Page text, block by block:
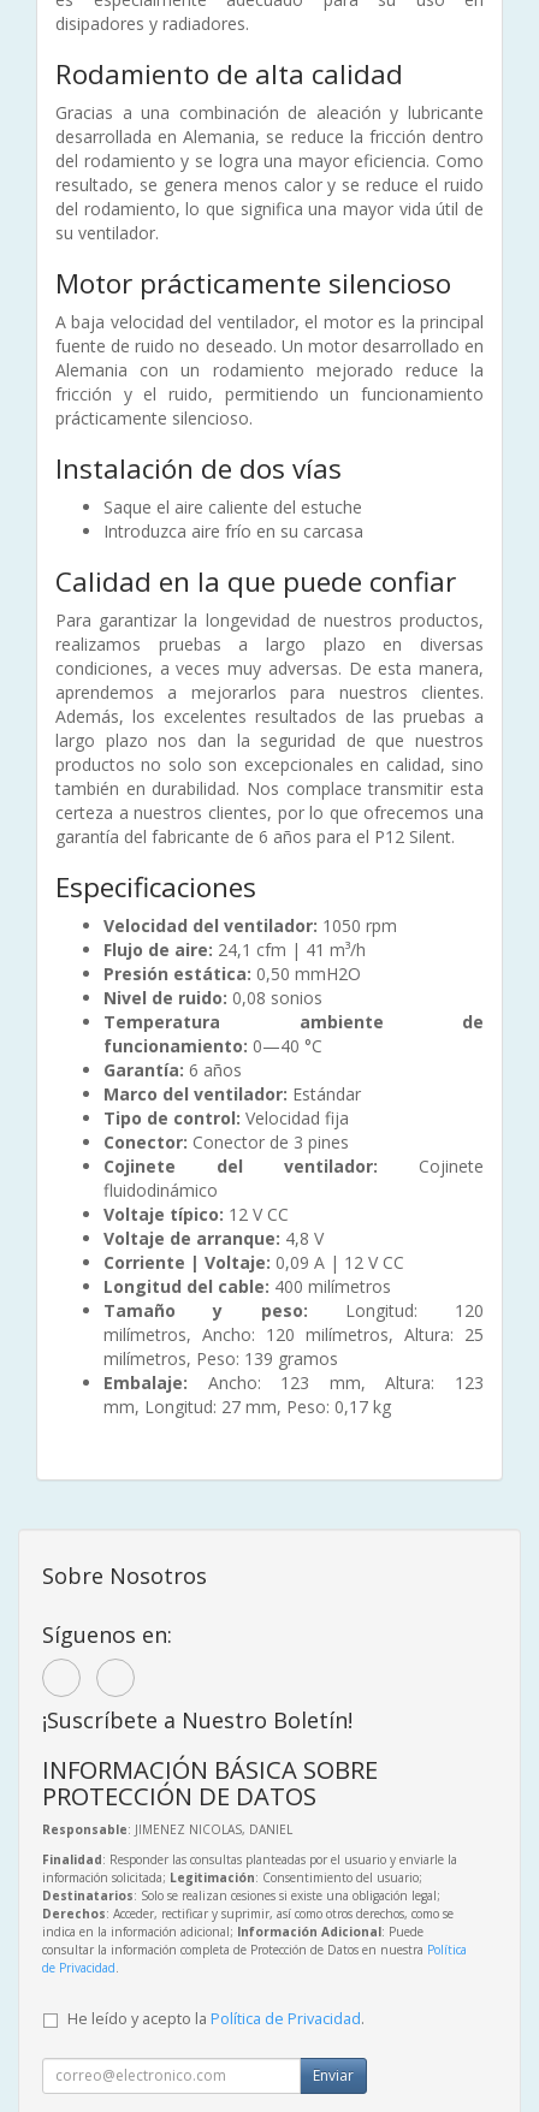
disipadores y radiadores.
Rodamiento de alta calidad
Gracias a una combinación de aleación y lubricante
desarrollada en Alemania, se reduce la fricción dentro
del rodamiento y se logra una mayor eficiencia. Como
resultado, se genera menos calor y se reduce el ruido
del rodamiento, lo que significa una mayor vida útil de
su ventilador.
Motor prácticamente silencioso
A baja velocidad del ventilador, el motor es la principal
fuente de ruido no deseado. Un motor desarrollado en
Alemania con un rodamiento mejorado reduce la
fricción y el ruido, permitiendo un funcionamiento
prácticamente silencioso.
Instalación de dos vías
Saque el aire caliente del estuche
Introduzca aire frío en su carcasa
Calidad en la que puede confiar
Para garantizar la longevidad de nuestros productos,
realizamos pruebas a largo plazo en diversas
condiciones, a veces muy adversas. De esta manera,
aprendemos a mejorarlos para nuestros clientes.
Además, los excelentes resultados de las pruebas a
largo plazo nos dan la seguridad de que nuestros
productos no solo son excepcionales en calidad, sino
también en durabilidad. Nos complace transmitir esta
certeza a nuestros clientes, por lo que ofrecemos una
garantía del fabricante de 6 años para el P12 Silent.
Especificaciones
Velocidad del ventilador: 1050 rpm
Flujo de aire: 24,1 cfm | 41 m³/h
Presión estática: 0,50 mmH2O​
Nivel de ruido: 0,08 sonios
Temperatura ambiente de
funcionamiento: 0—40 °C
Garantía: 6 años
Marco del ventilador: Estándar
Tipo de control: Velocidad fija
Conector: Conector de 3 pines
Cojinete del ventilador: Cojinete
fluidodinámico
Voltaje típico: 12 V CC
Voltaje de arranque: 4,8 V
Corriente | Voltaje: 0,09 A | 12 V CC
Longitud del cable: 400 milímetros
Tamaño y peso: Longitud: 120
milímetros, Ancho: 120 milímetros, Altura: 25
milímetros, Peso: 139 gramos
Embalaje:
Ancho: 123 mm,Altura: 123
mm, Longitud: 27 mm, Peso: 0,17 kg
Sobre Nosotros
Síguenos en:
¡Suscríbete a Nuestro Boletín!
INFORMACIÓN BÁSICA SOBRE
PROTECCIÓN DE DATOS
Responsable: JIMENEZ NICOLAS, DANIEL
Finalidad: Responder las consultas planteadas por el usuario y enviarle la
información solicitada; Legitimación: Consentimiento del usuario;
Destinatarios: Solo se realizan cesiones si existe una obligación legal;
Derechos: Acceder, rectificar y suprimir, así como otros derechos, como se
indica en la información adicional; Información Adicional: Puede
consultar la información completa de Protección de Datos en nuestra Política
de Privacidad
He leído y acepto la Política de Privacidad.
Enviar